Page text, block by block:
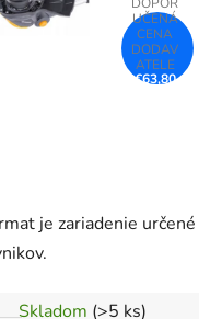
je zariadenie určené
Skladom (>5 ks)
€63,80